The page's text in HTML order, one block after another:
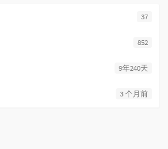
37
852
9年240天
3 个月前